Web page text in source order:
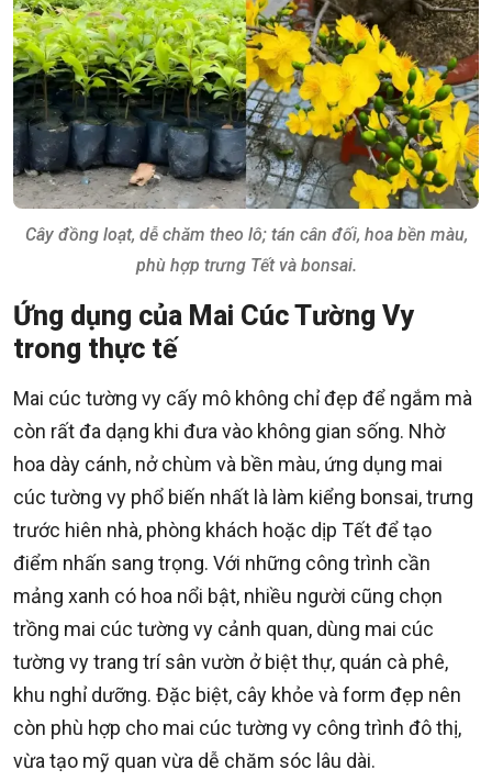
Cây đồng loạt, dễ chăm theo lô; tán cân đối, hoa bền màu,
phù hợp trưng Tết và bonsai.
Ứng dụng của Mai Cúc Tường Vy
trong thực tế
Mai cúc tường vy cấy mô không chỉ đẹp để ngắm mà
còn rất đa dạng khi đưa vào không gian sống. Nhờ
hoa dày cánh, nở chùm và bền màu, ứng dụng mai
cúc tường vy phổ biến nhất là làm kiểng bonsai, trưng
trước hiên nhà, phòng khách hoặc dịp Tết để tạo
điểm nhấn sang trọng. Với những công trình cần
mảng xanh có hoa nổi bật, nhiều người cũng chọn
trồng mai cúc tường vy cảnh quan, dùng mai cúc
tường vy trang trí sân vườn ở biệt thự, quán cà phê,
khu nghỉ dưỡng. Đặc biệt, cây khỏe và form đẹp nên
còn phù hợp cho mai cúc tường vy công trình đô thị,
vừa tạo mỹ quan vừa dễ chăm sóc lâu dài.